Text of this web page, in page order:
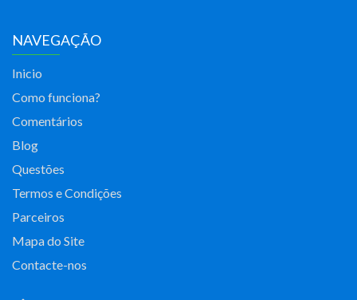
NAVEGAÇÃO
Inicio
Como funciona?
Comentários
Blog
Questões
Termos e Condições
Parceiros
Mapa do Site
Contacte-nos